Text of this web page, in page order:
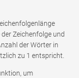
Zeichenfolge und
der Wörter in
zu 1 entspricht.
um